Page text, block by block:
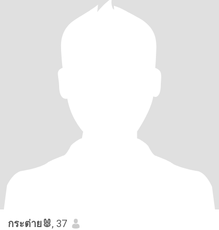
กระต่าย🐰, 37